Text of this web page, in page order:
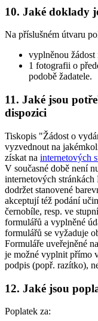
10. Jaké doklady
Na příslušném útvaru
vyplněnou žádost
1 fotografii o
podobě žadatele.
11. Jaké jsou
dispozici
Tiskopis "Žádost o
vyzvednout na
získat na internetových
V současné době není
internetových
dodržet stanovené
akceptují též podání
černobíle, resp. ve
formulářů a vyplněné
formulářů se vyžaduje
Formuláře uveřejněné
je možné vyplnit přímo
podpis (popř. razítko),
12. Jaké jsou
Poplatek za: